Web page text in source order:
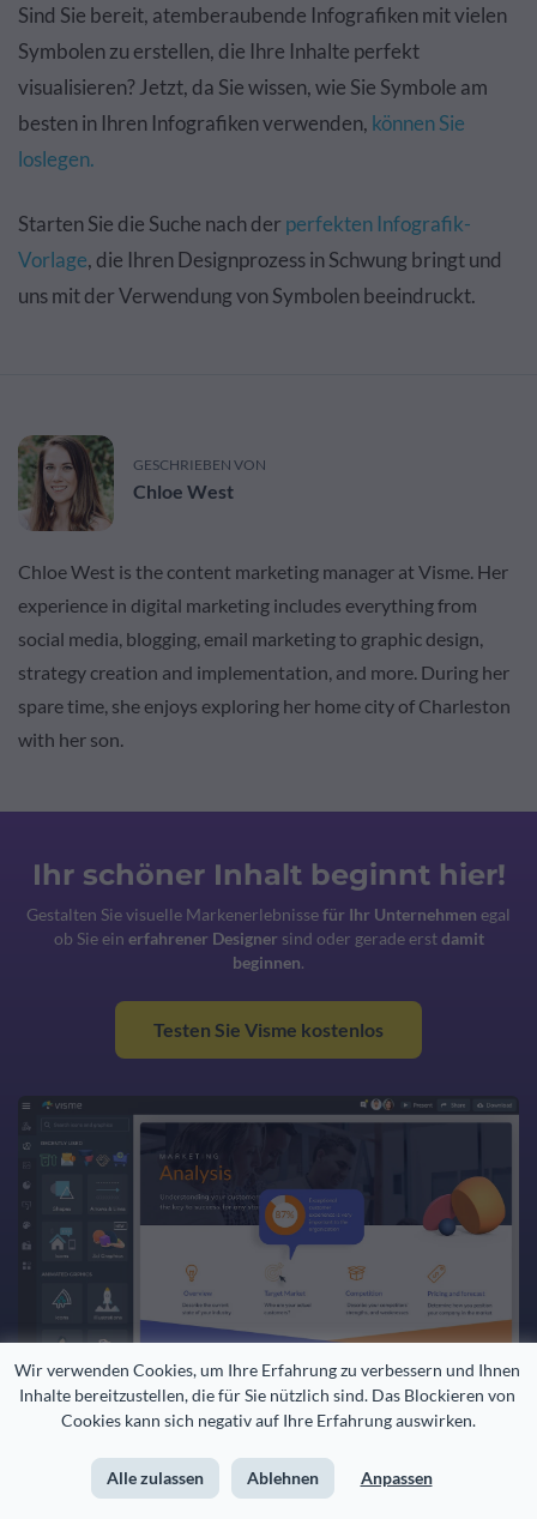
Wir verwenden Cookies, um Ihre Erfahrung zu verbessern und Ihnen
Inhalte bereitzustellen, die für Sie nützlich sind. Das Blockieren von
Cookies kann sich negativ auf Ihre Erfahrung auswirken.
Alle zulassen Ablehnen Anpassen
Sind Sie bereit, atemberaubende Infografiken mit vielen
Symbolen zu erstellen, die Ihre Inhalte perfekt
visualisieren? Jetzt, da Sie wissen, wie Sie Symbole am
besten in Ihren Infografiken verwenden, können Sie
loslegen.
Starten Sie die Suche nach der perfekten Infografik-
Vorlage, die Ihren Designprozess in Schwung bringt und
uns mit der Verwendung von Symbolen beeindruckt.
GESCHRIEBEN VON
Chloe West
Chloe West is the content marketing manager at Visme. Her
experience in digital marketing includes everything from
social media, blogging, email marketing to graphic design,
strategy creation and implementation, and more. During her
spare time, she enjoys exploring her home city of Charleston
with her son.
Ihr schöner Inhalt beginnt hier!
Gestalten Sie visuelle Markenerlebnissefür Ihr Unternehmen egal
ob Sie ein erfahrener Designer sind oder gerade erstdamit
beginnen.
Testen Sie Visme kostenlos